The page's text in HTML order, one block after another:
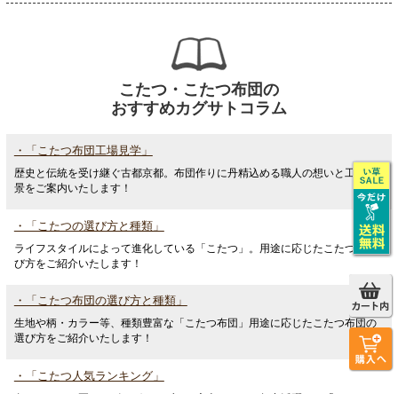
こたつ・こたつ布団の
おすすめカグサトコラム
・「こたつ布団工場見学」
歴史と伝統を受け継ぐ古都京都。布団作りに丹精込める職人の想いと工場風
景をご案内いたします！
・「こたつの選び方と種類」
ライフスタイルによって進化している「こたつ」。用途に応じたこたつの選
び方をご紹介いたします！
・「こたつ布団の選び方と種類」
生地や柄・カラー等、種類豊富な「こたつ布団」用途に応じたこたつ布団の
選び方をご紹介いたします！
・「こたつ人気ランキング」